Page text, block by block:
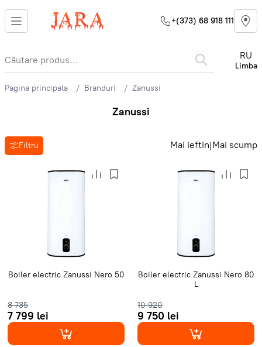
+(373) 68 918 111
RU
Limba
Pagina principala Branduri Zanussi
Zanussi
Filtru Mai ieftin|Mai scump
Boiler electric Zanussi Nero 50
8 735
7 799 lei
Boiler electric Zanussi Nero 80
L
10 920
9 750 lei